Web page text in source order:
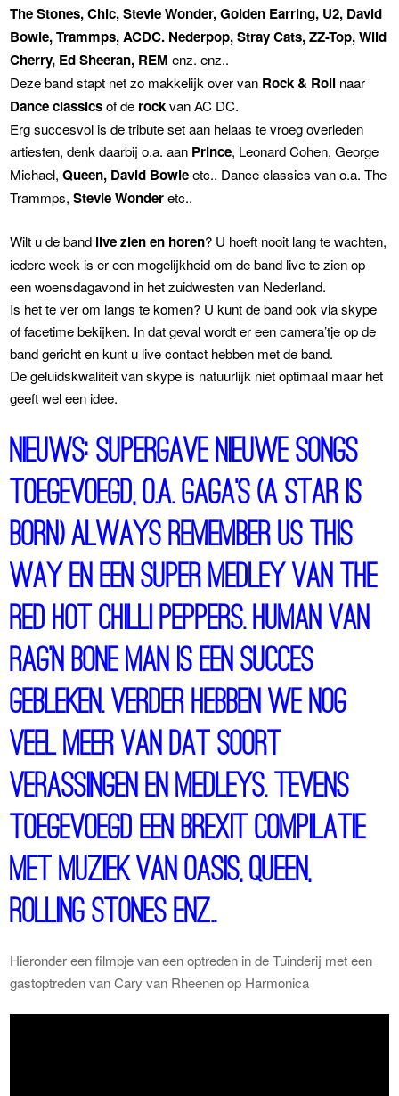
The Stones, Chic, Stevie Wonder, Golden Earring, U2, David
Bowie, Trammps, ACDC. Nederpop, Stray Cats, ZZ-Top, Wild
Cherry, Ed Sheeran, REMenz. enz..
Deze band stapt net zo makkelijk over van Rock & Roll naar
Dance classicsof de rockvan AC DC.
Erg succesvol is de tribute set aan helaas te vroeg overleden
artiesten, denk daarbij o.a. aan Prince, Leonard Cohen, George
Michael,Queen, David Bowieetc.. Dance classics van o.a. The
Trammps,Stevie Wonderetc..
Wilt u de band live zien en horen? U hoeft nooit lang te wachten,
iedere week is er een mogelijkheid om de band live te zien op
een woensdagavond in het zuidwesten van Nederland.
Is het te ver om langs te komen? U kunt de band ook via skype
of facetime bekijken. In dat geval wordt er een camera’tje op de
band gericht en kunt u live contact hebben met de band.
De geluidskwaliteit van skype is natuurlijk niet optimaal maar het
geeft wel een idee.
Nieuws: Supergave nieuwe songs
toegevoegd, o.a. Gaga’s (A star is
born) Always remember us this
way en een super medley van The
Red Hot Chilli Peppers. Human van
Rag’n bone man is een succes
gebleken. Verder hebben we nog
veel meer van dat soort
verassingen en medleys. Tevens
toegevoegd een Brexit compilatie
met muziek van Oasis, Queen,
Rolling Stones enz..
Hieronder een filmpje van een optreden in de Tuinderij met een
gastoptreden van Cary van Rheenen op Harmonica